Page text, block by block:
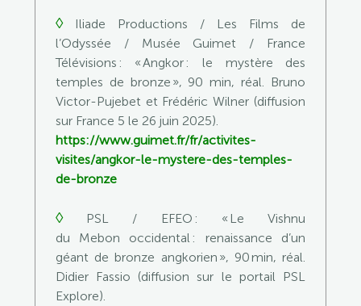
◊Iliade Productions / Les Films de
l’Odyssée / Musée Guimet / France
Télévisions : « Angkor : le mystère des
temples de bronze », 90 min, réal. Bruno
Victor-Pujebet et Frédéric Wilner (diffusion
sur France 5 le 26 juin 2025).
https://www.guimet.fr/fr/activites-
visites/angkor-le-mystere-des-temples-
de-bronze
◊PSL / EFEO : « Le Vishnu
du Mebon occidental : renaissance d’un
géant de bronze angkorien », 90 min, réal.
Didier Fassio (diffusion sur le portail PSL
Explore).